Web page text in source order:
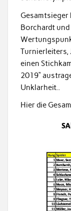
Gesamtsieger
Borchardt und
Turnierleiters,
einen
2019“
Unklarheit..
Hier die